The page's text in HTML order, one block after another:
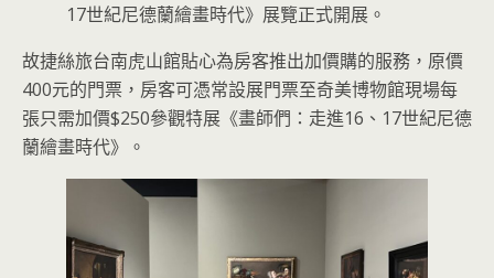
17世紀尼德蘭繪畫時代》展覽正式開展。
故捷絲旅台南虎山館貼心為房客推出加價購的服務，原價
400元的門票，房客可憑常設展門票至奇美博物館現場每
張只需加價$250參觀特展《畫師們：走進16、17世紀尼德
蘭繪畫時代》。